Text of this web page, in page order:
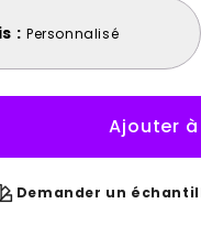
: Personnalisé
Ajouter
Demander un